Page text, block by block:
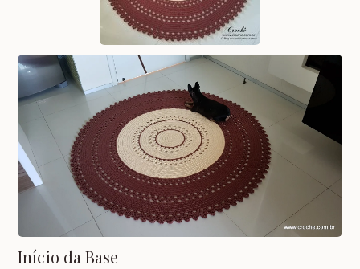
Início da Base